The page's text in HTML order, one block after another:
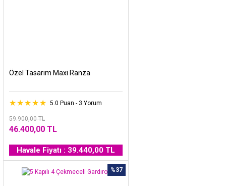
Özel Tasarım Maxi Ranza
5.0 Puan - 3 Yorum
59.900,00 TL
46.400,00 TL
Havale Fiyatı : 39.440,00 TL
%37